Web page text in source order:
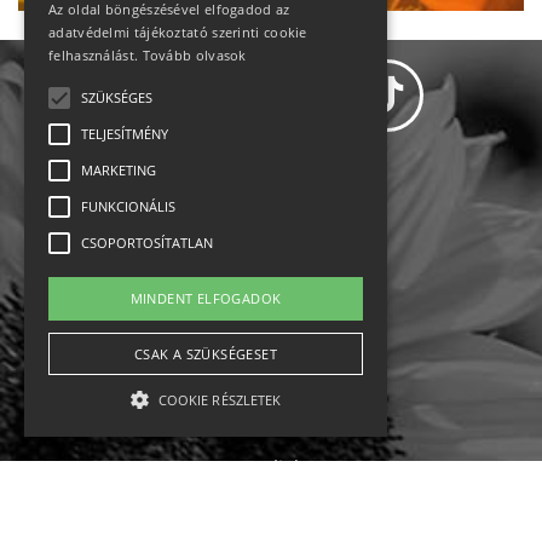
Állásajánlatok
Impresszum-kapcsolat
Jogi nyilatkozat
Rólunk
English
Az oldal böngészésével elfogadod az
adatvédelmi tájékoztató szerinti cookie
felhasználást. Tovább olvasok
SZÜKSÉGES
TELJESÍTMÉNY
MARKETING
FUNKCIONÁLIS
CSOPORTOSÍTATLAN
MINDENT ELFOGADOK
CSAK A SZÜKSÉGESET
COOKIE RÉSZLETEK